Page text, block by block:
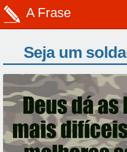
A Frase
Seja um